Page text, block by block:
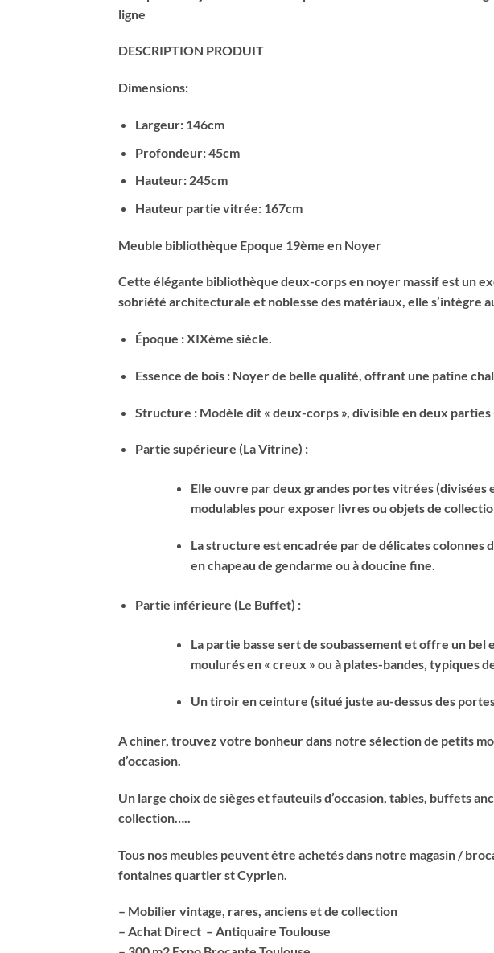
ligne
DESCRIPTION PRODUIT
Dimensions:
Largeur: 146cm
Profondeur: 45cm
Hauteur: 245cm
Hauteur partie vitrée: 167cm
Meuble bibliothèque Epoque 19ème en Noyer
Cette élégante bibliothèque deux-corps en noyer massif est un
sobriété architecturale et noblesse des matériaux, elle s’intègre
Époque : XIXème siècle.
Essence de bois : Noyer de belle qualité, offrant une patine
Structure : Modèle dit « deux-corps », divisible en deux
Partie supérieure (La Vitrine) :
Elle ouvre par deux grandes portes vitrées
modulables pour exposer livres ou objets de
La structure est encadrée par de délicates colonnes
en chapeau de gendarme ou à doucine fine.
Partie inférieure (Le Buffet) :
La partie basse sert de soubassement et offre un
moulurés en « creux » ou à plates-bandes, typiques
Un tiroir en ceinture (situé juste au-dessus des
A chiner, trouvez votre bonheur dans notre sélection de petits
d’occasion.
Un large choix de sièges et fauteuils d’occasion, tables, buffets
collection…..
Tous nos meubles peuvent être achetés dans notre magasin /
fontaines quartier st Cyprien.
– Mobilier vintage, rares, anciens et de collection
– Achat Direct – Antiquaire Toulouse